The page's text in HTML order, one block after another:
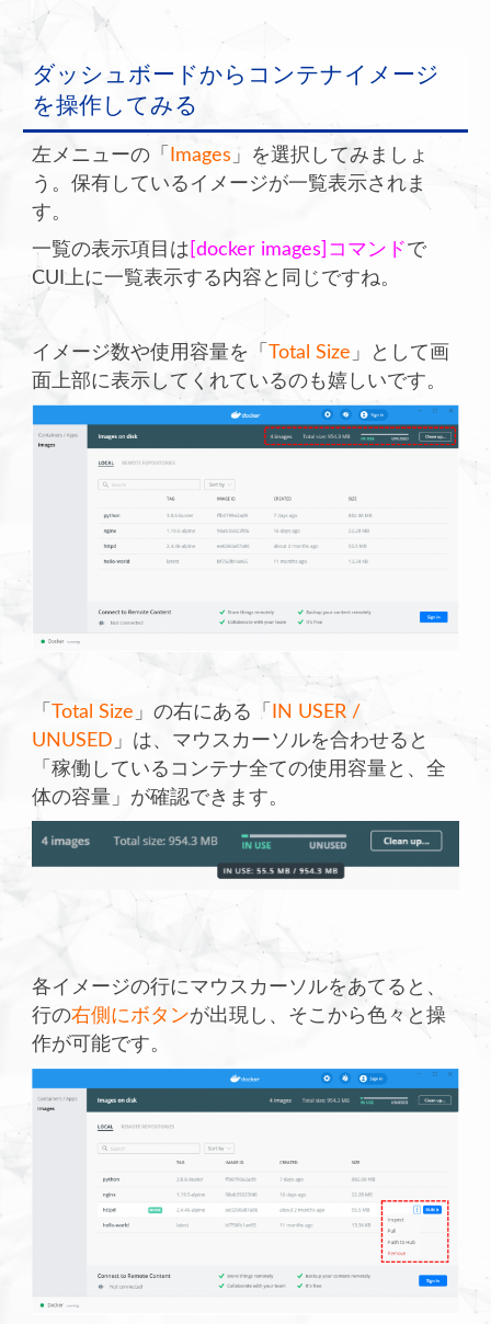
ダッシュボードからコンテナイメージ
を操作してみる
左メニューの「 Images 」を選択してみましょ
う。保有しているイメージが一覧表示されま
す。
一覧の表示項目は [docker images]コマンドで
CUI上に一覧表示する内容と同じですね。
イメージ数や使用容量を「Total Size 」として画
面上部に表示してくれているのも嬉しいです。
「Total Size 」の右にある「
IN USER /
UNUSED 」は、マウスカーソルを合わせると
「稼働しているコンテナ全ての使用容量と、全
体の容量」が確認できます。
各イメージの行にマウスカーソルをあてると、
行の右側にボタンが出現し、そこから色々と操
作が可能です。